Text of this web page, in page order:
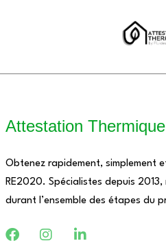
Attestation Thermique
Obtenez rapidement, simplement
RE2020. Spécialistes depuis
durant l’ensemble des étapes du